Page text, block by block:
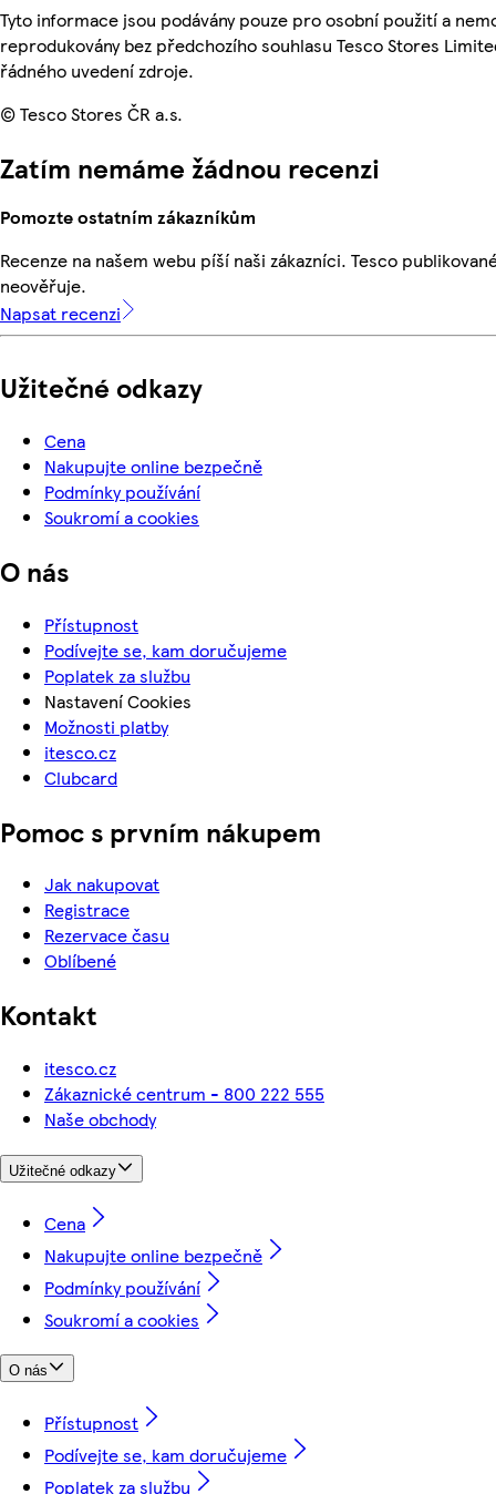
Tyto informace jsou podávány pouze pro osobní použití a
reprodukovány bez předchozího souhlasu Tesco Stores
řádného uvedení zdroje.
© Tesco Stores ČR a.s.
Zatím nemáme žádnou recenzi
Pomozte ostatním zákazníkům
Recenze na našem webu píší naši zákazníci. Tesco
neověřuje.
Napsat recenzi
Užitečné odkazy
Cena
Nakupujte online bezpečně
Podmínky používání
Soukromí a cookies
O nás
Přístupnost
Podívejte se, kam doručujeme
Poplatek za službu
Nastavení Cookies
Možnosti platby
itesco.cz
Clubcard
Pomoc s prvním nákupem
Jak nakupovat
Registrace
Rezervace času
Oblíbené
Kontakt
itesco.cz
Zákaznické centrum - 800 222 555
Naše obchody
Užitečné odkazy
Cena
Nakupujte online bezpečně
Podmínky používání
Soukromí a cookies
O nás
Přístupnost
Podívejte se, kam doručujeme
Poplatek za službu